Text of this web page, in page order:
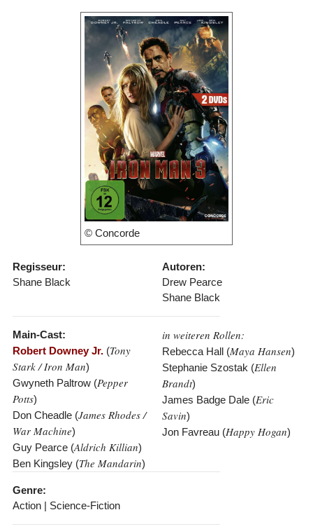
© Concorde
Regisseur:
Shane Black
Autoren:
Drew Pearce
Shane Black
Main-Cast:
Robert Downey Jr.(Tony
Stark / Iron Man)
Gwyneth Paltrow (Pepper
Potts)
Don Cheadle (James Rhodes /
War Machine)
Guy Pearce (Aldrich Killian)
Ben Kingsley (The Mandarin)
in weiteren Rollen:
Rebecca Hall (Maya Hansen)
Stephanie Szostak (Ellen
Brandt)
James Badge Dale (Eric
Savin)
Jon Favreau (Happy Hogan)
Genre:
Action | Science-Fiction